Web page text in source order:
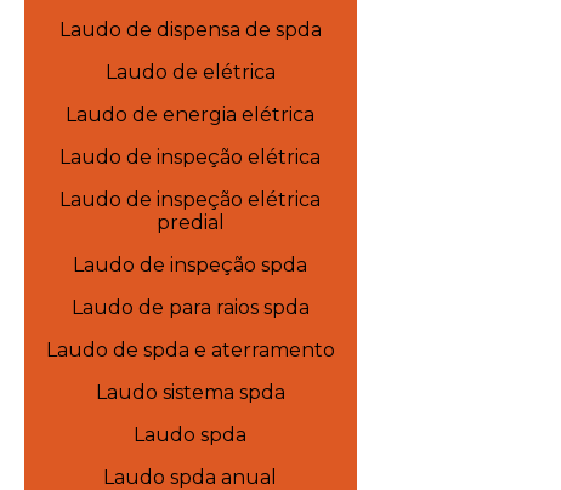
Laudo de dispensa de spda
Laudo de elétrica
Laudo de energia elétrica
Laudo de inspeção elétrica
Laudo de inspeção elétrica
predial
Laudo de inspeção spda
Laudo de para raios spda
Laudo de spda e aterramento
Laudo sistema spda
Laudo spda
Laudo spda anual